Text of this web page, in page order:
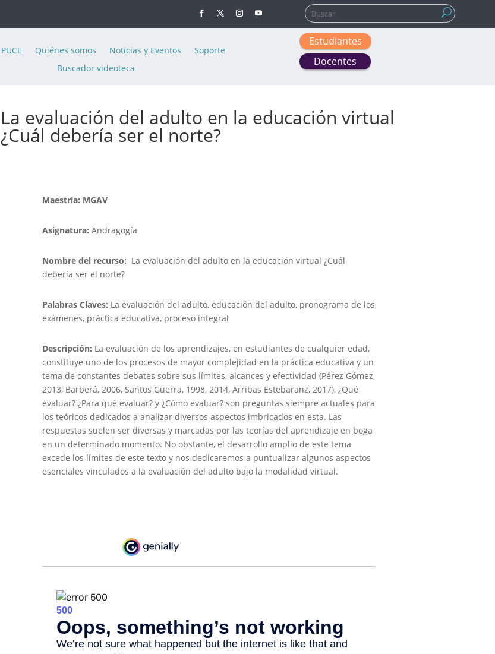
Buscar:
PUCE Quiénes somos Noticias y Eventos
Soporte
Buscador videoteca
Estudiantes
Docentes
La evaluación del adulto en la educación virtual
¿Cuál debería ser el norte?
Maestría: MGAV
Asignatura: Andragogía
Nombre del recurso: La evaluación del adulto en la educación virtual ¿Cuál
debería ser el norte?
Palabras Claves: La evaluación del adulto, educación del adulto, pronograma de los
exámenes, práctica educativa, proceso integral
Descripción: La evaluación de los aprendizajes, en estudiantes de cualquier edad,
constituye uno de los procesos de mayor complejidad en la práctica educativa y un
tema de constantes debates sobre sus límites, alcances y efectividad (Pérez Gómez,
2013, Barberá, 2006, Santos Guerra, 1998, 2014, Arribas Estebaranz, 2017), ¿Qué
evaluar? ¿Para qué evaluar? y ¿Cómo evaluar? son preguntas siempre actuales para
los teóricos dedicados a analizar diversos aspectos imbricados en esta. Las
respuestas suelen ser diversas y marcadas por las teorías del aprendizaje en boga
en un determinado momento. No obstante, el desarrollo amplio de este tema
excede los límites de este texto y nos dedicaremos a puntualizar algunos aspectos
esenciales vinculados a la evaluación del adulto bajo la modalidad virtual.